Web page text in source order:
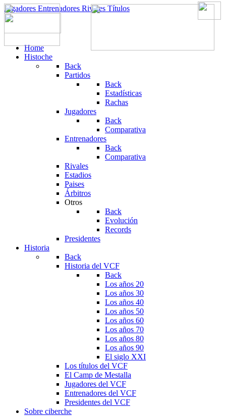
Jugadores Entrenadores Rivales Títulos
Home
Histoche
Back
Partidos
Back
Estadísticas
Rachas
Jugadores
Back
Comparativa
Entrenadores
Back
Comparativa
Rivales
Estadios
Paises
Árbitros
Otros
Back
Evolución
Records
Presidentes
Historia
Back
Historia del VCF
Back
Los años 20
Los años 30
Los años 40
Los años 50
Los años 60
Los años 70
Los años 80
Los años 90
El siglo XXI
Los títulos del VCF
El Camp de Mestalla
Jugadores del VCF
Entrenadores del VCF
Presidentes del VCF
Sobre ciberche